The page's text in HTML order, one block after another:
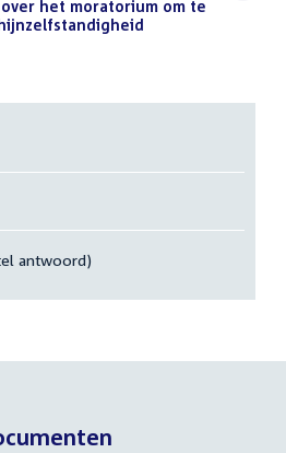
het moratorium om te
antwoord)